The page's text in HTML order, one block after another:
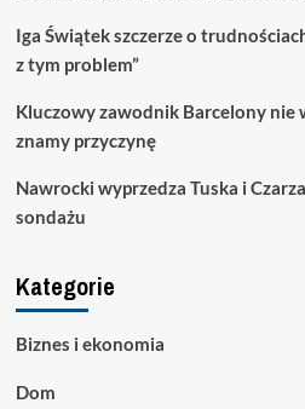
Iga Świątek szczerze o
z tym problem”
Kluczowy zawodnik Barcelony nie
znamy przyczynę
Nawrocki wyprzedza Tuska i
sondażu
Kategorie
Biznes i ekonomia
Dom